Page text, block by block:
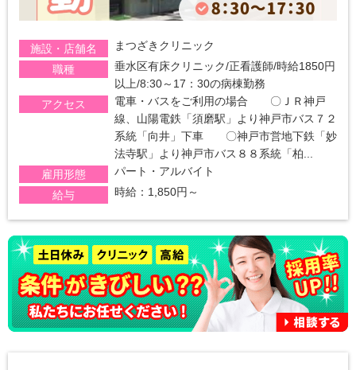
施設・店舗名
まつざきクリニック
職種
垂水区有床クリニック/正看護師/時給1850円
以上/8:30～17：30の病棟勤務
アクセス
電車・バスをご利用の場合 〇ＪＲ神戸
線、山陽電鉄「須磨駅」より神戸市バス７２
系統「向井」下車 〇神戸市営地下鉄「妙
法寺駅」より神戸市バス８８系統「柏...
雇用形態
パート・アルバイト
給与
時給：1,850円～